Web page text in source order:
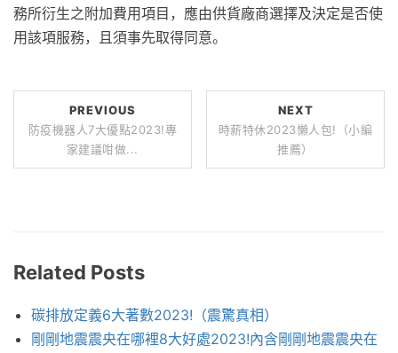
務所衍生之附加費用項目，應由供貨廠商選擇及決定是否使
用該項服務，且須事先取得同意。
PREVIOUS
防疫機器人7大優點2023!專
家建議咁做...
NEXT
時薪特休2023懶人包!（小編
推薦）
Related Posts
碳排放定義6大著數2023!（震驚真相）
剛剛地震震央在哪裡8大好處2023!內含剛剛地震震央在